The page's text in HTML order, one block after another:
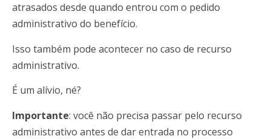
atrasados desde quando entrou com o pedido
administrativo do benefício.
Isso também pode acontecer no caso de recurso
administrativo.
É um alívio, né?
Importante: você não precisa passar pelo recurso
administrativo antes de dar entrada no processo